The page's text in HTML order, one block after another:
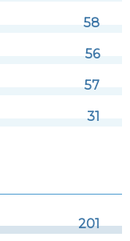
58
56
57
31
201